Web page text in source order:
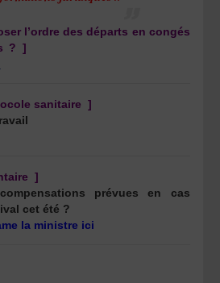
l’ordre des départs en congés
? ]
sanitaire ]
]
prévues en cas
cet été ?
la ministre ici